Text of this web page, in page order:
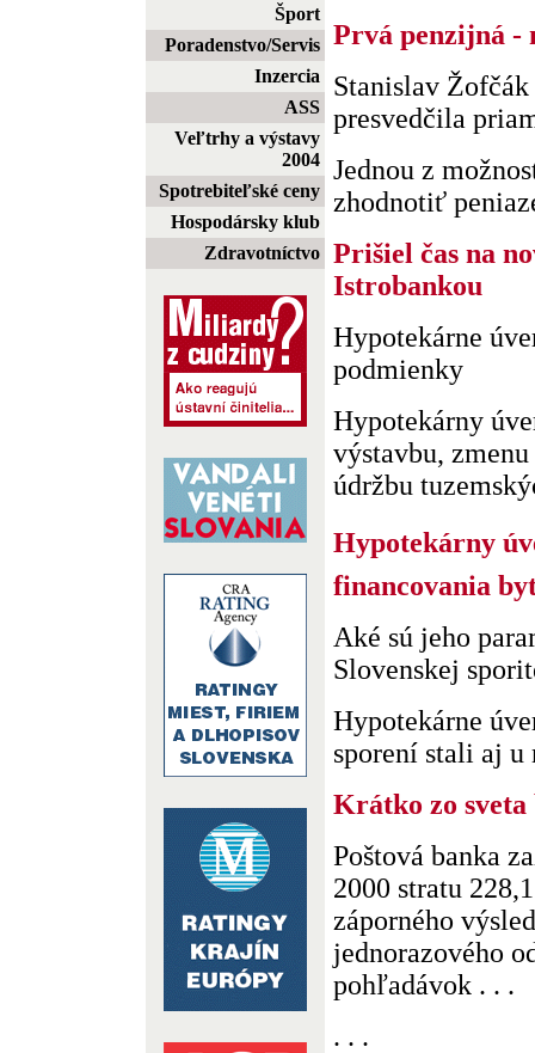
Šport
Poradenstvo/Servis
Inzercia
ASS
Veľtrhy a výstavy
2004
Spotrebiteľské ceny
Hospodársky klub
Zdravotníctvo
Prvá penzijná -
Stanislav
presvedčila
Jednou z
zhodnotiť
Prišiel čas na
Istrobankou
Hypotekárne
podmienky
Hypotekárny
výstavbu,
údržbu
Hypotekárny
financovania
Aké sú jeho
Slovenskej
Hypotekárne
sporení stali aj u
Krátko zo
Poštová banka
2000 stratu
záporného
jednorazového
pohľadávok . . .
. . .